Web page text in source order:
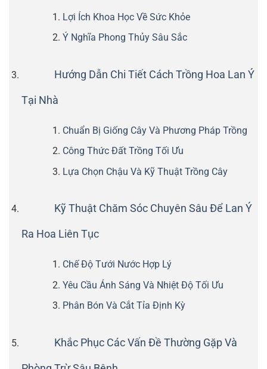
Lợi Ích Khoa Học Về Sức Khỏe
Ý Nghĩa Phong Thủy Sâu Sắc
Hướng Dẫn Chi Tiết Cách Trồng Hoa Lan Ý
Tại Nhà
Chuẩn Bị Giống Cây Và Phương Pháp Trồng
Công Thức Đất Trồng Tối Ưu
Lựa Chọn Chậu Và Kỹ Thuật Trồng Cây
Kỹ Thuật Chăm Sóc Chuyên Sâu Để Lan Ý
Ra Hoa Liên Tục
Chế Độ Tưới Nước Hợp Lý
Yêu Cầu Ánh Sáng Và Nhiệt Độ Tối Ưu
Phân Bón Và Cắt Tỉa Định Kỳ
Khắc Phục Các Vấn Đề Thường Gặp Và